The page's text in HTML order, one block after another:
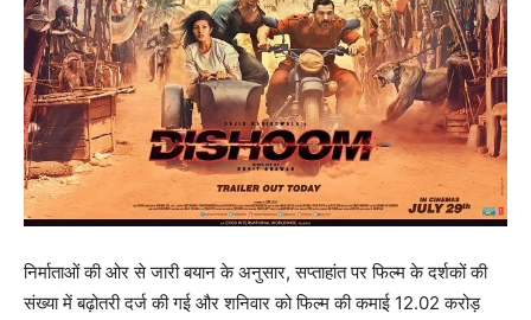
निर्माताओं की ओर से जारी बयान के अनुसार, सप्ताहांत पर फिल्म के दर्शकों की
संख्या में बढ़ोतरी दर्ज की गई और शनिवार को फिल्म की कमाई 12.02 करोड़